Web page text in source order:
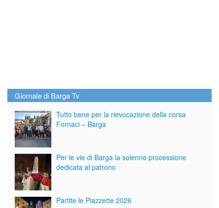
Giornale di Barga Tv
Tutto bene per la rievocazione della corsa
Fornaci – Barga
Per le vie di Barga la solenne processione
dedicata al patrono
Partite le Piazzette 2026